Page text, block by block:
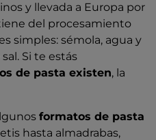
y llevada a Europa por
del procesamiento
simples: sémola, agua y
Si te estás
de pasta existen, la
formatos de pasta
hasta almadrabas,